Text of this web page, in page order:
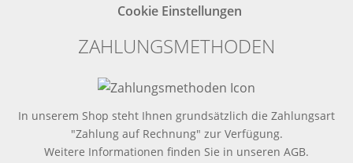
Cookie Einstellungen
ZAHLUNGSMETHODEN
In unserem Shop steht Ihnen grundsätzlich die Zahlungsart
"Zahlung auf Rechnung" zur Verfügung.
Weitere Informationen finden Sie in unseren AGB.